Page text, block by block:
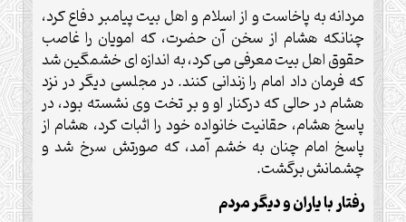
مردانه به پاخاست و از اسلام و اهل بیت پیامبر دفاع کرد،
چنانکه هشام از سخن آن حضرت، که امویان را غاصب
حقوق اهل بیت معرفی می کرد، به اندازه ای خشمگین شد
که فرمان داد امام را زندانی کنند. در مجلسی دیگر در نزد
هشام در حالی که درکنار او و بر تخت وی نشسته بود، در
پاسخ هشام، حقانیت خانواده خود را اثبات کرد، هشام از
پاسخ امام چنان به خشم آمد، که صورتش سرخ شد و
چشمانش برگشت.
رفتار با یاران و دیگر مردم